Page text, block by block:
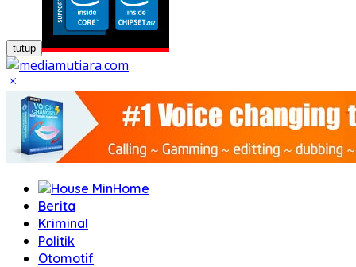
tutup
Home
Berita
Kriminal
Politik
Otomotif